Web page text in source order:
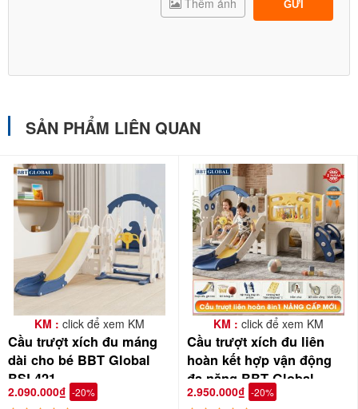
GỬI
SẢN PHẨM LIÊN QUAN
KM : click để xem KM
Cầu trượt xích đu máng
dài cho bé BBT Global
BSL421
2.090.000₫ -20%
KM : click để xem KM
Cầu trượt xích đu liên
hoàn kết hợp vận động
đa năng BBT Global
BSL414
2.950.000₫ -20%